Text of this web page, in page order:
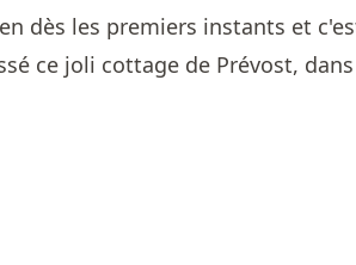
dès les premiers instants et
ce joli cottage de Prévost,